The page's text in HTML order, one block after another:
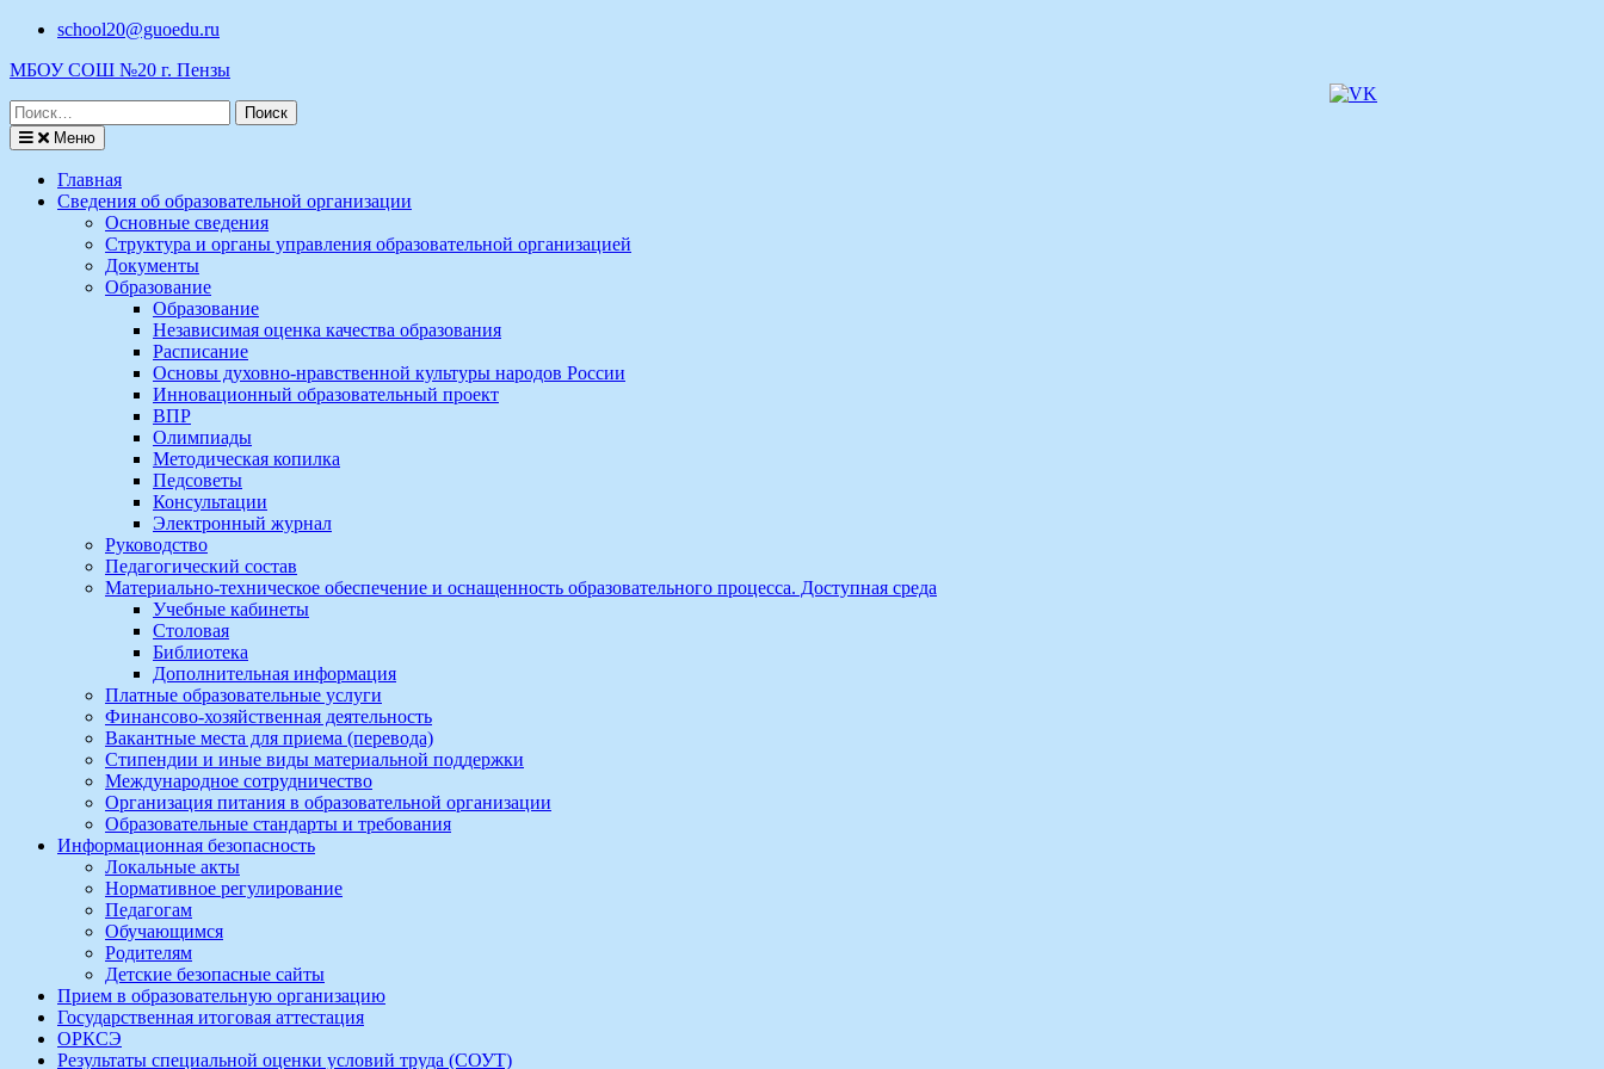
Перейти
содержимому
school20@guoedu.ru
МБОУ СОШ №20 г. Пензы
Поиск
по:
Меню
Главная
Сведения об образовательной организации
Основные сведения
Структура и органы управления образовательной организацией
Документы
Образование
Образование
Независимая оценка качества образования
Расписание
Основы духовно-нравственной культуры народов России
Инновационный образовательный проект
ВПР
Олимпиады
Методическая копилка
Педсоветы
Консультации
Электронный журнал
Руководство
Педагогический состав
Материально-техническое обеспечение и оснащенность образовательного процесса. Доступная среда
Учебные кабинеты
Столовая
Библиотека
Дополнительная информация
Платные образовательные услуги
Финансово-хозяйственная деятельность
Вакантные места для приема (перевода)
Стипендии и иные виды материальной поддержки
Международное сотрудничество
Организация питания в образовательной организации
Образовательные стандарты и требования
Информационная безопасность
Локальные акты
Нормативное регулирование
Педагогам
Обучающимся
Родителям
Детские безопасные сайты
Прием в образовательную организацию
Государственная итоговая аттестация
ОРКСЭ
Результаты специальной оценки условий труда (СОУТ)